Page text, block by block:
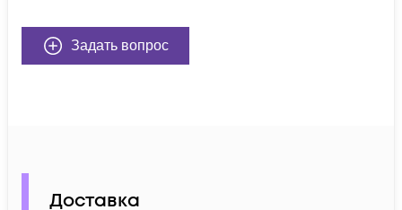
Задать вопрос
Доставка